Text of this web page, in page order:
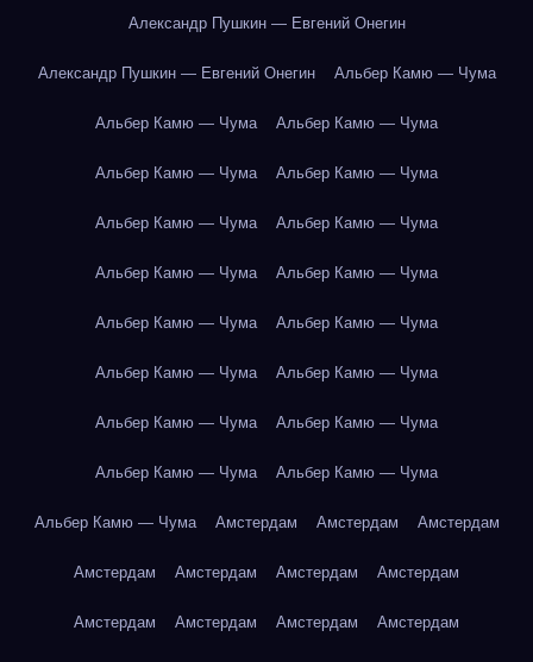
Александр Пушкин — Евгений Онегин
Александр Пушкин — Евгений Онегин Альбер Камю — Чума
Альбер Камю — Чума Альбер Камю — Чума
Альбер Камю — Чума Альбер Камю — Чума
Альбер Камю — Чума Альбер Камю — Чума
Альбер Камю — Чума Альбер Камю — Чума
Альбер Камю — Чума Альбер Камю — Чума
Альбер Камю — Чума Альбер Камю — Чума
Альбер Камю — Чума Альбер Камю — Чума
Альбер Камю — Чума Альбер Камю — Чума
Альбер Камю — Чума Амстердам Амстердам Амстердам
Амстердам Амстердам Амстердам Амстердам
Амстердам Амстердам Амстердам Амстердам